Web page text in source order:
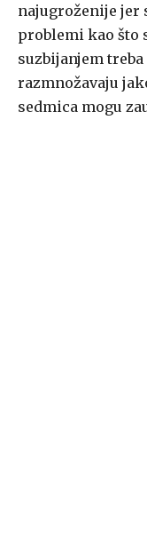
najugroženije jer
problemi kao što
suzbijanjem
razmnožavaju
sedmica mogu